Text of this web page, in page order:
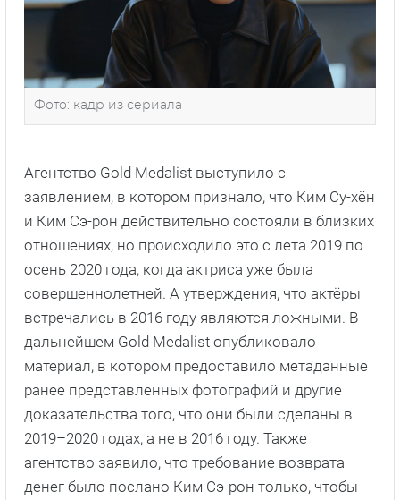
Фото: кадр из сериала
Агентство Gold Medalist выступило с
заявлением, в котором признало, что Ким Су-хён
и Ким Сэ-рон действительно состояли в близких
отношениях, но происходило это с лета 2019 по
осень 2020 года, когда актриса уже была
совершеннолетней. А утверждения, что актёры
встречались в 2016 году являются ложными. В
дальнейшем Gold Medalist опубликовало
материал, в котором предоставило метаданные
ранее представленных фотографий и другие
доказательства того, что они были сделаны в
2019–2020 годах, а не в 2016 году. Также
агентство заявило, что требование возврата
денег было послано Ким Сэ-рон только, чтобы